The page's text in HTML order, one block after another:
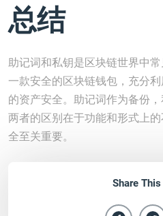
总结
助记词和私钥是区块链世界中
一款安全的区块链钱包，充分
的资产安全。助记词作为备份
两者的区别在于功能和形式上
全至关重要。
Share